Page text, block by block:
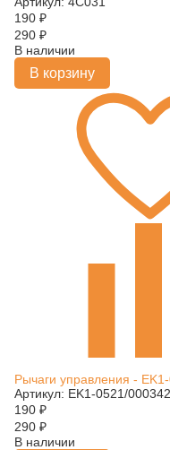
190 ₽
290 ₽
В наличии
В корзину
Рычаги управления -
Артикул: EK1-0521/000342
190 ₽
290 ₽
В наличии